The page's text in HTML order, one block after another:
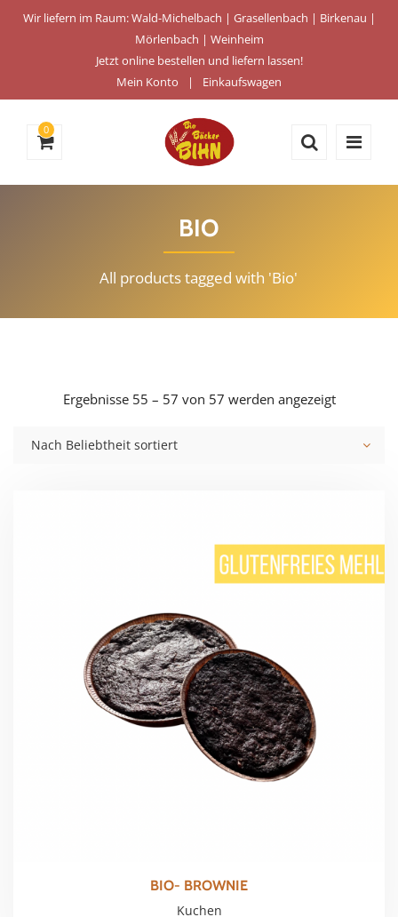
Wir liefern im Raum: Wald-Michelbach | Grasellenbach | Birkenau |
Mörlenbach | Weinheim
Jetzt online bestellen und liefern lassen!
Mein Konto
Einkaufswagen
0
BIO
All products tagged with 'Bio'
Ergebnisse 55 – 57 von 57 werden angezeigtNach
Nach Beliebtheit sortiert
BIO- BROWNIE
Kuchen